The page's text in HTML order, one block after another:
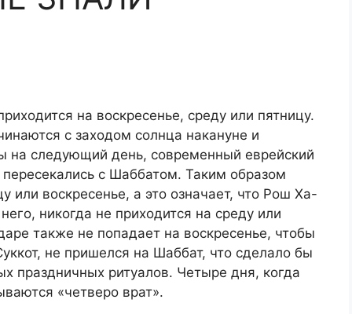
на воскресенье, среду или пятницу.
с заходом солнца накануне и
на следующий день, современный еврейский
с Шаббатом. Таким образом
воскресенье, а это означает, что Рош Ха-
никогда не приходится на среду или
также не попадает на воскресенье, чтобы
не пришелся на Шаббат, что сделало бы
праздничных ритуалов. Четыре дня, когда
«четверо врат».